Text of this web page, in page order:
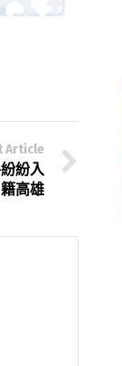
Article
紛入
籍高雄